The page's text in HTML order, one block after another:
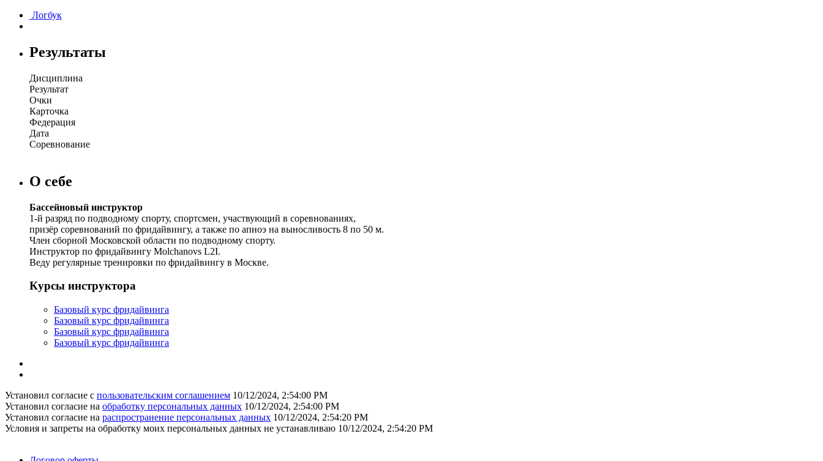
Логбук
Результаты
Дисциплина
Результат
Очки
Карточка
Федерация
Дата
Соревнование
О себе
Бассейновый инструктор
1-й разряд по подводному спорту, спортсмен, участвующий в соревнованиях,
призёр соревнований по фридайвингу, а также по апноэ на выносливость 8 по 50 м.
Член сборной Московской области по подводному спорту.
Инструктор по фридайвингу Molchanovs L2I.
Веду регулярные тренировки по фридайвингу в Москве.
Курсы инструктора
Базовый курс фридайвинга
Базовый курс фридайвинга
Базовый курс фридайвинга
Базовый курс фридайвинга
Установил согласие с пользовательским соглашением 10/12/2024, 2:54:00 PM
Установил согласие на обработку персональных данных 10/12/2024, 2:54:00 PM
Установил согласие на распространение персональных данных 10/12/2024, 2:54:20 PM
Условия и запреты на обработку моих персональных данных не устанавливаю 10/12/2024, 2:54:20 PM